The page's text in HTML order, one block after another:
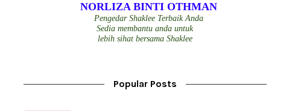
NORLIZA BINTI OTHMAN
Pengedar Shaklee Terbaik Anda
Sedia membantu anda untuk
lebih sihat bersama Shaklee
Popular Posts